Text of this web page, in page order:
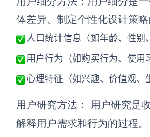
体差异、制定个性化设计策略
人口统计信息（如年龄、性别
用户行为（如购买行为、使用
心理特征（如兴趣、价值观、
用户研究方法： 用户研究是
解释用户需求和行为的过程。